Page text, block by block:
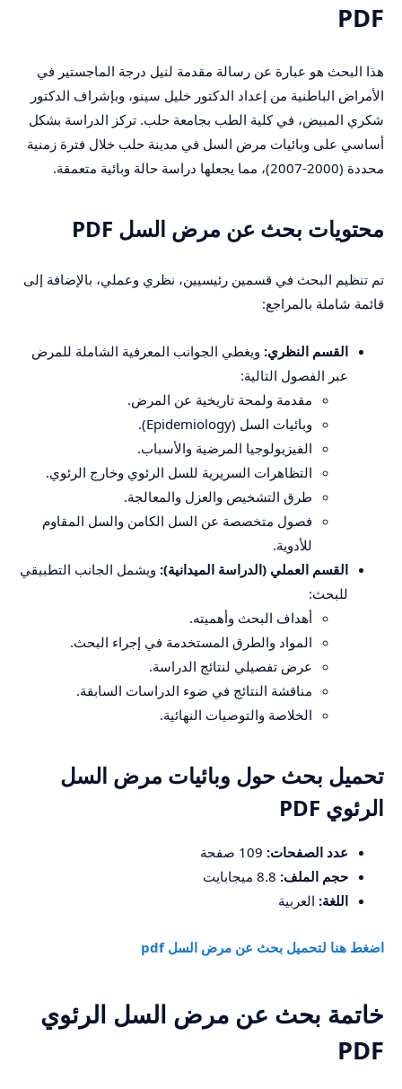
PDF
هذا البحث هو عبارة عن رسالة مقدمة لنيل درجة الماجستير في
الأمراض الباطنية من إعداد الدكتور خليل سينو، وبإشراف الدكتور
شكري المبيض، في كلية الطب بجامعة حلب. تركز الدراسة بشكل
أساسي على وبائيات مرض السل في مدينة حلب خلال فترة زمنية
محددة (2000-2007)، مما يجعلها دراسة حالة وبائية متعمقة.
محتويات بحث عن مرض السل PDF
تم تنظيم البحث في قسمين رئيسيين، نظري وعملي، بالإضافة إلى
قائمة شاملة بالمراجع:
القسم النظري: ويغطي الجوانب المعرفية الشاملة للمرض
عبر الفصول التالية:
مقدمة ولمحة تاريخية عن المرض.
وبائيات السل (Epidemiology).
الفيزيولوجيا المرضية والأسباب.
التظاهرات السريرية للسل الرئوي وخارج الرئوي.
طرق التشخيص والعزل والمعالجة.
فصول متخصصة عن السل الكامن والسل المقاوم
للأدوية.
القسم العملي (الدراسة الميدانية): ويشمل الجانب التطبيقي
للبحث:
أهداف البحث وأهميته.
المواد والطرق المستخدمة في إجراء البحث.
عرض تفصيلي لنتائج الدراسة.
مناقشة النتائج في ضوء الدراسات السابقة.
الخلاصة والتوصيات النهائية.
تحميل بحث حول وبائيات مرض السل
الرئوي PDF
عدد الصفحات:
حجم الملف:
اللغة: العربية
اضغط هنا لتحميل بحث عن مرض السل pdf
خاتمة بحث عن مرض السل الرئوي
PDF